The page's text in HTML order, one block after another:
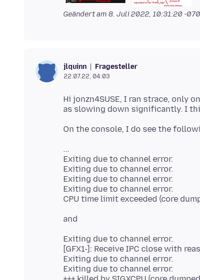
Geändert am 8. Juli 2022, 10:31:20 -
jlquinn Fragesteller
22.07.22, 04:03
Hi jonzn4SUSE, I ran strace, only
...
Exiting due to channel error.
Exiting due to channel error.
Exiting due to channel error.
Exiting due to channel error.
Exiting due to channel error.
[GFX1-]: Receive IPC close with
Exiting due to channel error.
Exiting due to channel error.